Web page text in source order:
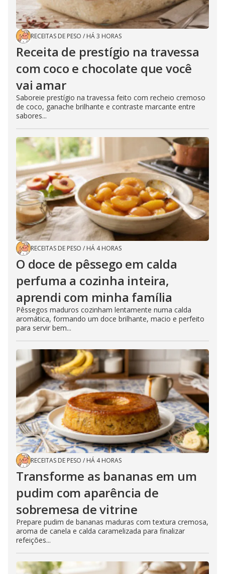
RECEITAS DE PESO / HÁ 3 HORAS
Receita de prestígio na travessa
com coco e chocolate que você
vai amar
Saboreie prestígio na travessa feito com recheio cremoso
de coco, ganache brilhante e contraste marcante entre
sabores...
RECEITAS DE PESO / HÁ 4 HORAS
O doce de pêssego em calda
perfuma a cozinha inteira,
aprendi com minha família
Pêssegos maduros cozinham lentamente numa calda
aromática, formando um doce brilhante, macio e perfeito
para servir bem...
RECEITAS DE PESO / HÁ 4 HORAS
Transforme as bananas em um
pudim com aparência de
sobremesa de vitrine
Prepare pudim de bananas maduras com textura cremosa,
aroma de canela e calda caramelizada para finalizar
refeições...